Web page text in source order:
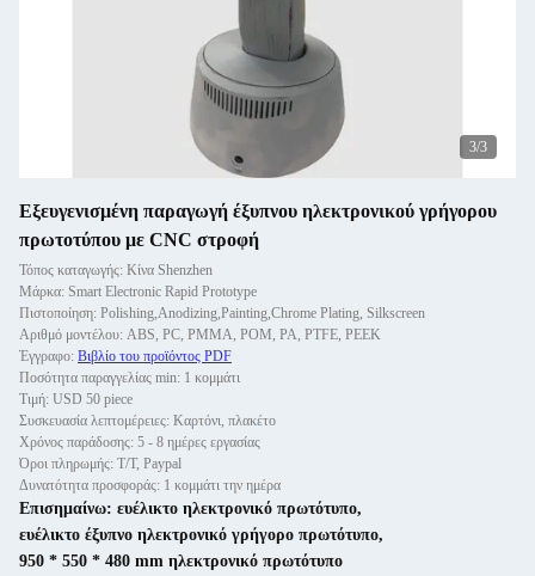
1/3
Εξευγενισμένη παραγωγή έξυπνου ηλεκτρονικού γρήγορου
πρωτοτύπου με CNC στροφή
Τόπος καταγωγής: Κίνα Shenzhen
Μάρκα: Smart Electronic Rapid Prototype
Πιστοποίηση: Polishing,Anodizing,Painting,Chrome Plating, Silkscreen
Αριθμό μοντέλου: ABS, PC, PMMA, POM, PA, PTFE, PEEK
Έγγραφο: Βιβλίο του προϊόντος PDF
Ποσότητα παραγγελίας min: 1 κομμάτι
Τιμή: USD 50 piece
Συσκευασία λεπτομέρειες: Καρτόνι, πλακέτο
Χρόνος παράδοσης: 5 - 8 ημέρες εργασίας
Όροι πληρωμής: Τ/Τ, Paypal
Δυνατότητα προσφοράς: 1 κομμάτι την ημέρα
Επισημαίνω: ευέλικτο ηλεκτρονικό πρωτότυπο,
ευέλικτο έξυπνο ηλεκτρονικό γρήγορο πρωτότυπο,
950 * 550 * 480 mm ηλεκτρονικό πρωτότυπο